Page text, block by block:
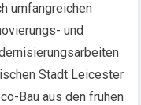
umfangreichen
und
Stadt Leicester
Bau aus den frühen